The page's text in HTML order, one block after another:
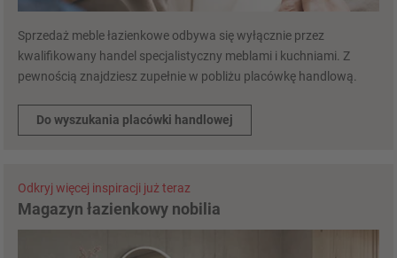
Sprzedaż meble łazienkowe odbywa się wyłącznie przez
kwalifikowany handel specjalistyczny meblami i kuchniami. Z
pewnością znajdziesz zupełnie w pobliżu placówkę handlową.
Do wyszukania placówki handlowej
Odkryj więcej inspiracji już teraz
Magazyn łazienkowy nobilia